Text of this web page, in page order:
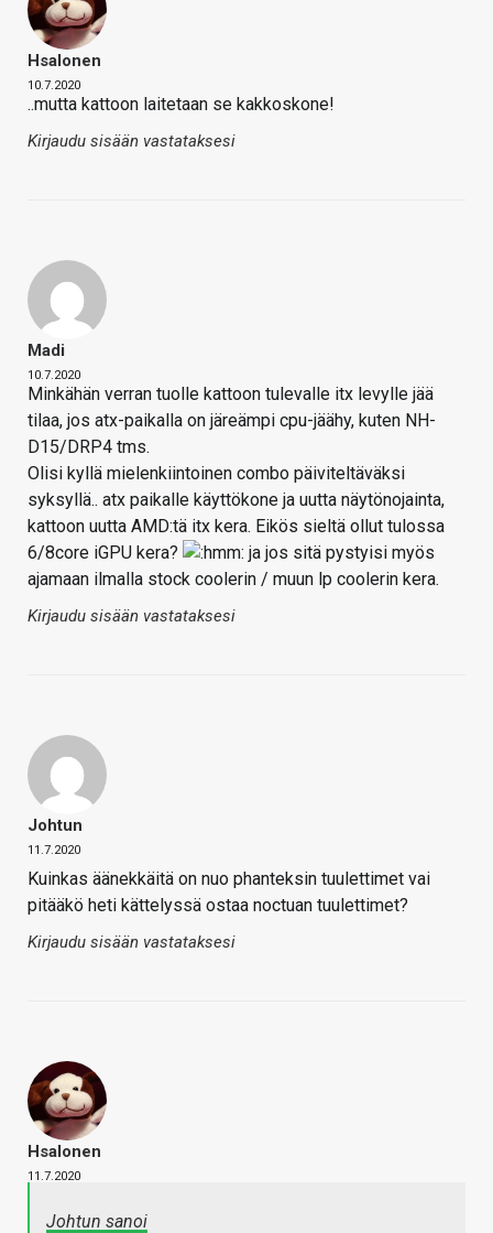
Hsalonen
10.7.2020
..mutta kattoon laitetaan se kakkoskone!
Kirjaudu sisään vastataksesi
Madi
10.7.2020
Minkähän verran tuolle kattoon tulevalle itx levylle jää
tilaa, jos atx-paikalla on järeämpi cpu-jäähy, kuten NH-
D15/DRP4 tms.
Olisi kyllä mielenkiintoinen combo päiviteltäväksi
syksyllä.. atx paikalle käyttökone ja uutta näytönojainta,
kattoon uutta AMD:tä itx kera. Eikös sieltä ollut tulossa
6/8core iGPU kera?
ja jos sitä pystyisi myös
ajamaan ilmalla stock coolerin / muun lp coolerin kera.
Kirjaudu sisään vastataksesi
Johtun
11.7.2020
Kuinkas äänekkäitä on nuo phanteksin tuulettimet vai
pitääkö heti kättelyssä ostaa noctuan tuulettimet?
Kirjaudu sisään vastataksesi
Hsalonen
11.7.2020
Johtun sanoi